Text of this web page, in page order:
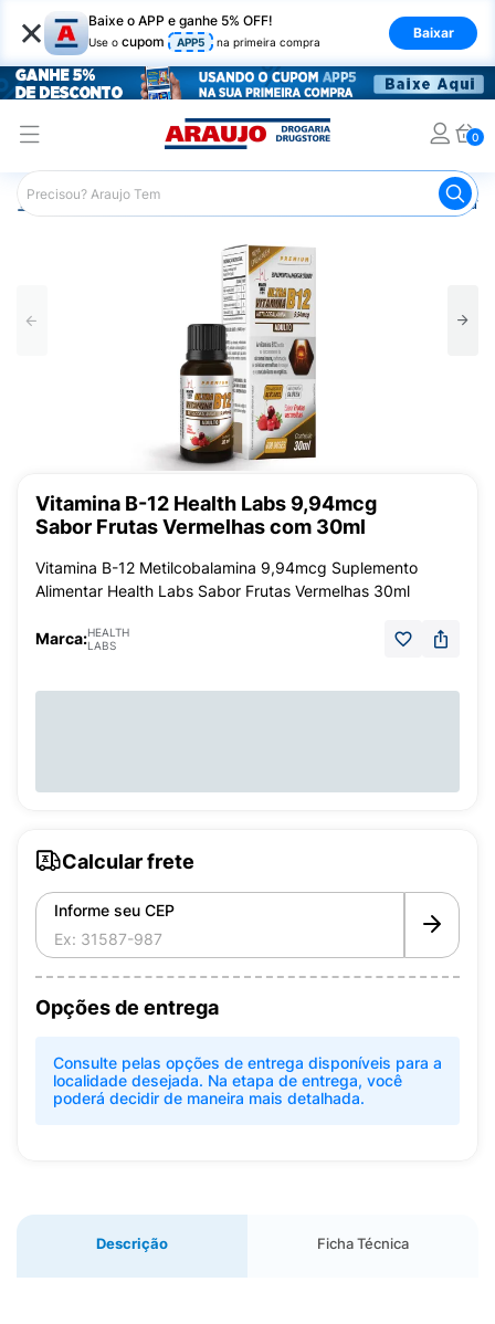
× Baixe o APP e ganhe 5% OFF!
Use o cupom APP5 na primeira compra
Baixar
0
Araujo Saúde e Bem Estar
Vitamina B-12 Health Labs 9,94mcg
Sabor Frutas Vermelhas com 30ml
Vitamina B-12 Metilcobalamina 9,94mcg Suplemento
Alimentar Health Labs Sabor Frutas Vermelhas 30ml
Marca:HEALTH
LABS
Calcular frete
Informe seu CEP
Opções de entrega
Consulte pelas opções de entrega disponíveis para a
localidade desejada. Na etapa de entrega, você
poderá decidir de maneira mais detalhada.
Descrição Ficha Técnica